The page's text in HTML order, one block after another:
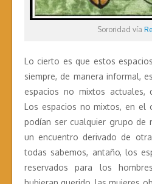
Sororidad vía
Lo cierto es que estos
siempre, de manera informal,
espacios no mixtos actuales,
Los espacios no mixtos, en el
podían ser cualquier grupo de
un encuentro derivado de
todas sabemos, antaño, los
reservados para los